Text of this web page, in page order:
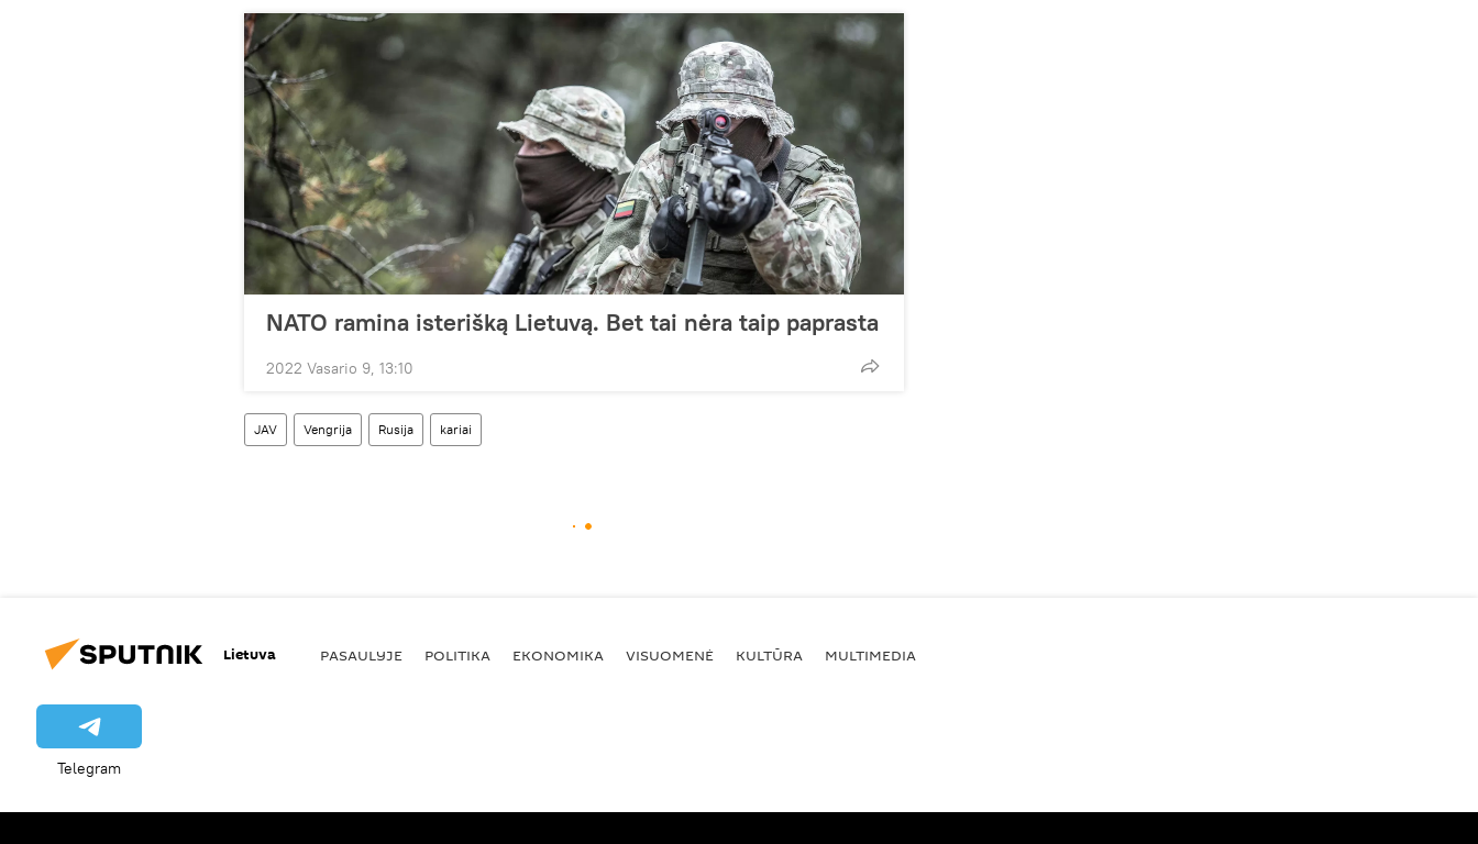
NATO ramina isterišką Lietuvą. Bet tai nėra taip paprasta
2022 Vasario 9, 13:10
JAV Vengrija Rusija kariai
Lietuva PASAULYJE POLITIKA EKONOMIKA VISUOMENĖ KULTŪRA MULTIMEDIA
Telegram